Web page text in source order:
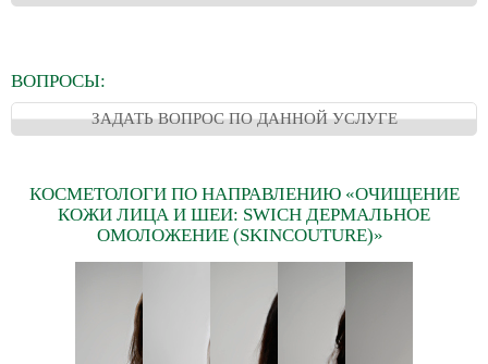
ВОПРОСЫ:
ЗАДАТЬ ВОПРОС ПО ДАННОЙ УСЛУГЕ
КОСМЕТОЛОГИ ПО НАПРАВЛЕНИЮ «ОЧИЩЕНИЕ
КОЖИ ЛИЦА И ШЕИ: SWICH ДЕРМАЛЬНОЕ
ОМОЛОЖЕНИЕ (SKINCOUTURE)»